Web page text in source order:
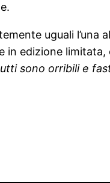
uguali l’una
in edizione
sono orribili e